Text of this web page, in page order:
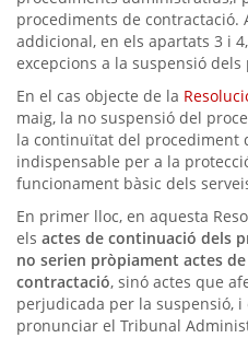
procediments de contractació.
addicional, en els apartats 3 i
excepcions a la suspensió
En el cas objecte de la
maig, la no suspensió del
la continuïtat del procediment
indispensable per a la
funcionament bàsic dels
En primer lloc, en aquesta
els actes de continuació dels
no serien pròpiament actes
contractació, sinó actes que
perjudicada per la suspensió,
pronunciar el Tribunal